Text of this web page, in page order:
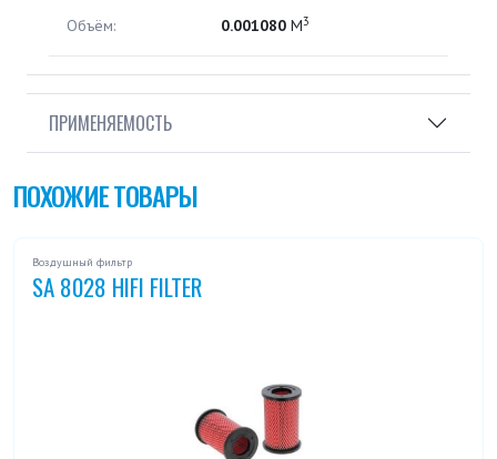
Объём: 0.001080 М3
ПРИМЕНЯЕМОСТЬ
ПОХОЖИЕ ТОВАРЫ
Воздушный фильтр
SA 8028 HIFI FILTER